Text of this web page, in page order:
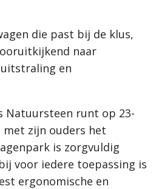
die past bij de klus,
naar
en
Natuursteen runt op 23-
zijn ouders het
is zorgvuldig
voor iedere toepassing is
ergonomische en